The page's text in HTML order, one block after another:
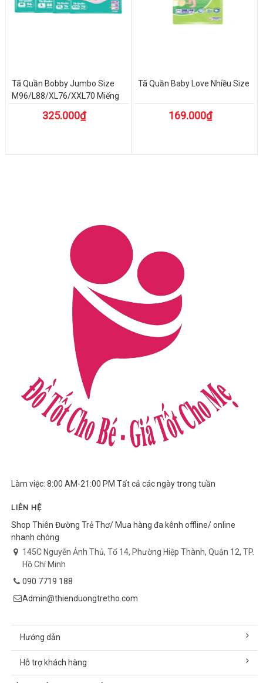
Tã Quần Bobby Jumbo Size
M96/L88/XL76/XXL70 Miếng
325.000₫
Tã Quần Baby Love Nhiều Size
169.000₫
Làm việc: 8:00 AM-21:00 PM Tất cả các ngày trong tuần
LIÊN HỆ
Shop Thiên Đường Trẻ Thơ/ Mua hàng đa kênh offline/ online
nhanh chóng
145C Nguyễn Ảnh Thủ, Tổ 14, Phường Hiệp Thành, Quận 12, TP.
Hồ Chí Minh
090 7719 188
Admin@thienduongtretho.com
Hướng dẫn
Hỗ trợ khách hàng